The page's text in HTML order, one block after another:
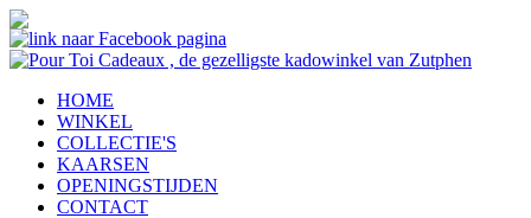
HOME
WINKEL
COLLECTIE'S
KAARSEN
OPENINGSTIJDEN
CONTACT